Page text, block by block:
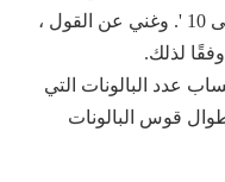
قولي هذا ، قد تقرر تفجير بالون 11 ' إلى 10 '. وغني عن القول ،
لذلك.
عدد البالونات التي
قوس البالونات